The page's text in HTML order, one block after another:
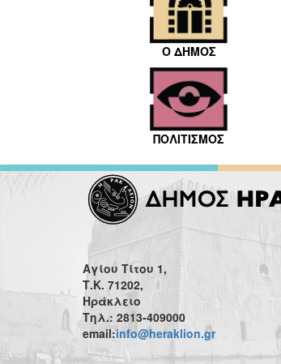
Ο ΔΗΜΟΣ
ΠΟΛΙΤΙΣΜΟΣ
Αγίου Τίτου 1,
Τ.Κ. 71202,
Ηράκλειο
Τηλ.: 2813-409000
email:info@heraklion.gr